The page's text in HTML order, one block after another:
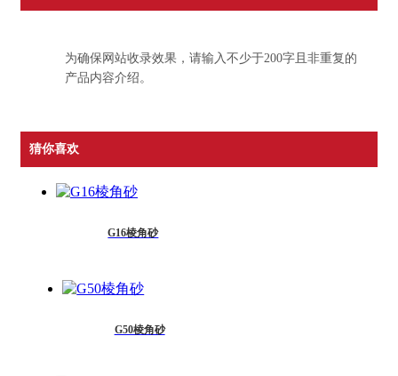
为确保网站收录效果，请输入不少于200字且非重复的
产品内容介绍。
猜你喜欢
G16棱角砂
G50棱角砂